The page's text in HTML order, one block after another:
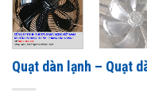
Quạt dàn lạnh – Quạt